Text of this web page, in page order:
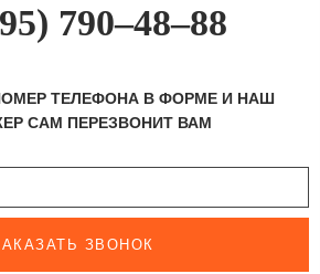
790–48–88
ТЕЛЕФОНА В ФОРМЕ И НАШ
САМ ПЕРЕЗВОНИТ ВАМ
ЗВОНОК